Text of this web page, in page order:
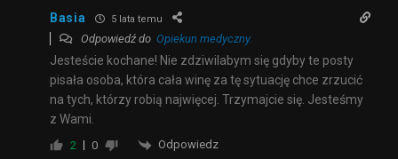
Basia 5 lata temu
Odpowiedź do Opiekun medyczny.
Jesteście kochane! Nie zdziwilabym się gdyby te posty
pisała osoba, która cała winę za tę sytuację chce zrzucić
na tych, którzy robią najwięcej. Trzymajcie się. Jesteśmy
z Wami.
2 0 Odpowiedz